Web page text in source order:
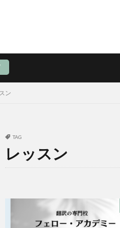
ン
TAG
レッスン